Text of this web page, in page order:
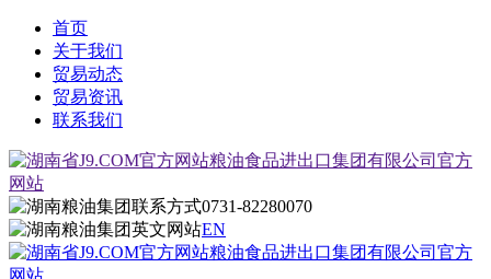
首页
关于我们
贸易动态
贸易资讯
联系我们
0731-82280070
EN